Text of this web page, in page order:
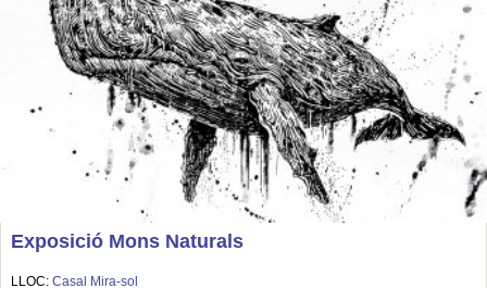
Exposició Mons Naturals
LLOC: Casal Mira-sol